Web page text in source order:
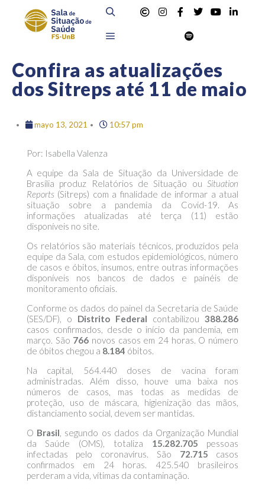
Confira as atualizações
dos Sitreps até 11 de maio
mayo 13, 2021 10:57 pm
Por: Isabella Valenza
A equipe da Sala de Situação da Universidade de
Brasília produz Relatórios de Situação ouSituation
Reports (Sitreps) com a finalidade de informar a atual
situação sobre a pandemia da Covid-19. As
informações atualizadas até terça (11) estão
disponíveis no site.
Os relatórios são materiais técnicos, produzidos pela
equipe da Sala, com estudos epidemiológicos, número
de casos e óbitos, insumos, entre outras informações
disponíveis nos bancos de dados e painéis de
monitoramento oficiais.
Conforme os dados do painel da Secretaria de Saúde
(SES/DF), o Distrito Federal contabilizou388.286
casos confirmados, desde o início da pandemia, em
março. São 766 novos casos em 24 horas. O número
de óbitos chegou a 8.184 óbitos.
Na capital, 564.440 doses de vacina foram
administradas. Além disso, houve uma baixa nos
números de casos, mas todas as medidas de
proteção, uso de máscara, higienização das mãos,
distanciamento social, devem ser mantidas.
O Brasil, segundo os dados da Organização Mundial
da Saúde (OMS), totaliza 15.282.705 pessoas
infectadas pelo coronavírus. São 72.715 casos
confirmados em 24 horas. 425.540 brasileiros
perderam a vida, vítimas da contaminação.